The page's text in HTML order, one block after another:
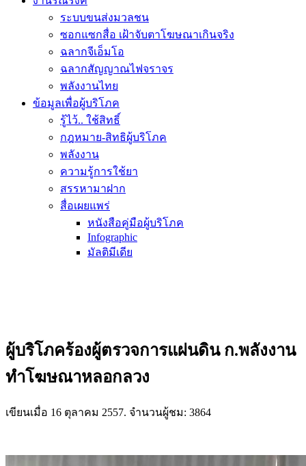
ระบบขนส่งมวลชน
ซอกแซกสื่อ เฝ้าจับตาโฆษณาเกินจริง
ฉลากจีเอ็มโอ
ฉลากสัญญาณไฟจราจร
พลังงานไทย
ข้อมูลเพื่อผู้บริโภค
รู้ไว้.. ใช้สิทธิ์
กฎหมาย-สิทธิผู้บริโภค
พลังงาน
ความรู้การใช้ยา
สรรหามาฝาก
สื่อเผยแพร่
หนังสือคู่มือผู้บริโภค
Infographic
มัลติมีเดีย
ผู้บริโภคร้องผู้ตรวจการแผ่นดิน ก.พลังงาน
ทำโฆษณาหลอกลวง
เขียนเมื่อ 16 ตุลาคม 2557. จำนวนผู้ชม: 3864